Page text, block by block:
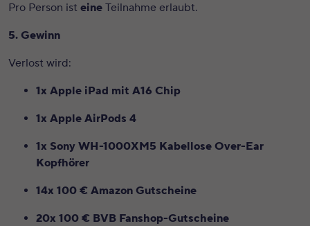
Pro Person ist eine Teilnahme erlaubt.
5. Gewinn
Verlost wird:
1x Apple iPad mit A16 Chip
1x Apple AirPods 4
1x Sony WH-1000XM5 Kabellose Over-Ear
Kopfhörer
14x 100 € Amazon Gutscheine
20x 100 € BVB Fanshop-Gutscheine